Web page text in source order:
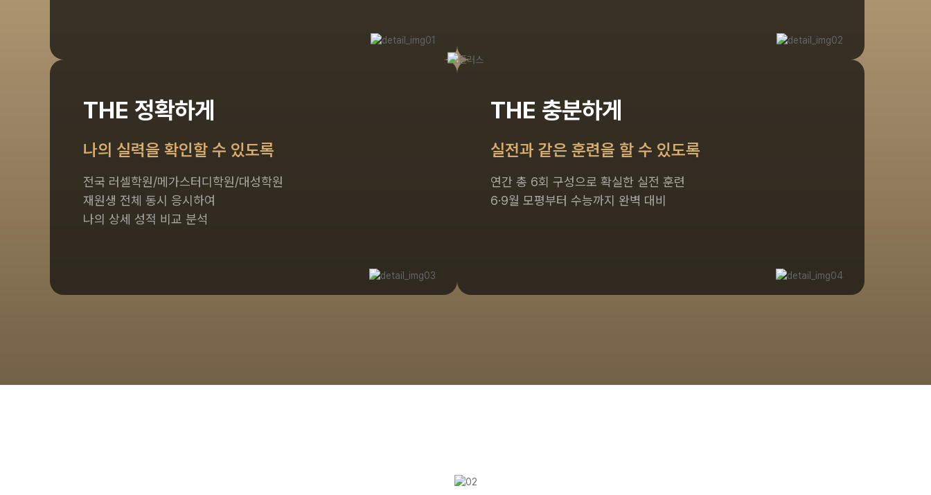
THE 정확하게
나의 실력을 확인할 수 있도록
전국 러셀학원/메가스터디학원/대성학원
재원생 전체 동시 응시하여
나의 상세 성적 비교 분석
THE 충분하게
실전과 같은 훈련을 할 수 있도록
연간 총 6회 구성으로 확실한 실전 훈련
6·9월 모평부터 수능까지 완벽 대비